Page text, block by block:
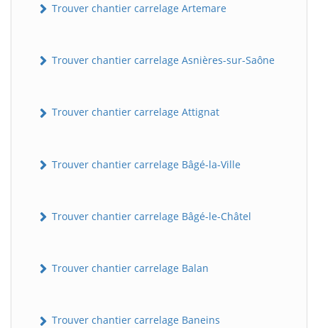
Trouver chantier carrelage Artemare
Trouver chantier carrelage Asnières-sur-Saône
Trouver chantier carrelage Attignat
Trouver chantier carrelage Bâgé-la-Ville
Trouver chantier carrelage Bâgé-le-Châtel
Trouver chantier carrelage Balan
Trouver chantier carrelage Baneins